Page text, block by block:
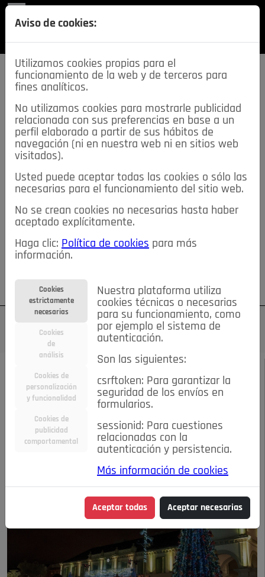
SECCIONES
descarga esta
REVISTA
≡NOTICIAS
NOTICIAS SERVICIOS DE INTERÉS
TABLÓN DE ANUNCIOS MIS ANUNCIOS CONTACTO
NOSOTROS
Su cuenta Regístrese ¿Olvidó su contraseña?
ENERO 2015 / ACTUALIDAD
Navidad
14-01-2015 10:29 a.m.
Aviso de cookies:
Utilizamos cookies propias para el
funcionamiento de la web y de terceros para
fines analíticos.
No utilizamos cookies para mostrarle publicidad
relacionada con sus preferencias en base a un
perfil elaborado a partir de sus hábitos de
navegación (ni en nuestra web ni en sitios web
visitados).
Usted puede aceptar todas las cookies o sólo las
necesarias para el funcionamiento del sitio web.
No se crean cookies no necesarias hasta haber
aceptado explícitamente.
Haga clic: Política de cookies para más
información.
Cookies
estrictamente
necesarias
Cookies
de
análisis
Cookies de
personalización
y funcionalidad
Cookies de
publicidad
comportamental
Nuestra plataforma utiliza
cookies técnicas o necesarias
para su funcionamiento, como
por ejemplo el sistema de
autenticación.
Son las siguientes:
csrftoken: Para garantizar la
seguridad de los envíos en
formularios.
sessionid: Para cuestiones
relacionadas con la
autenticación y persistencia.
Más información de cookies
Aceptar todas Aceptar necesarias